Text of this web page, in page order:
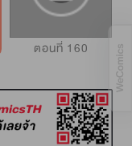
ตอนที่ 160